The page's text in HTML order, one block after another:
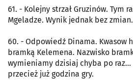
61. - Kolejny strzał Gruzinów. Tym
Mgeladze. Wynik jednak bez zmian.
60. - Odpowiedź Dinama. Kwasow
bramką Kelemena. Nazwisko
wymieniamy dzisiaj chyba po raz...
przecież już godzina gry.